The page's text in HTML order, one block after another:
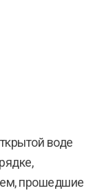
воде
прошедшие